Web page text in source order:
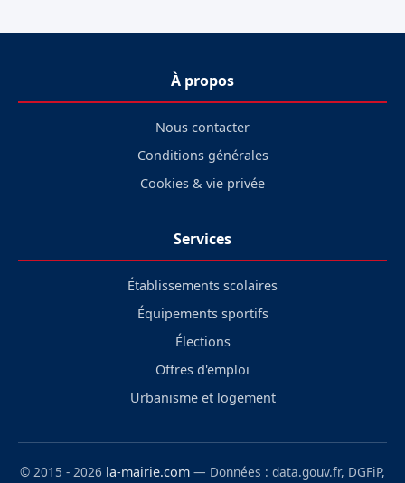
À propos
Nous contacter
Conditions générales
Cookies & vie privée
Services
Établissements scolaires
Équipements sportifs
Élections
Offres d'emploi
Urbanisme et logement
© 2015 - 2026 la-mairie.com — Données : data.gouv.fr, DGFiP,